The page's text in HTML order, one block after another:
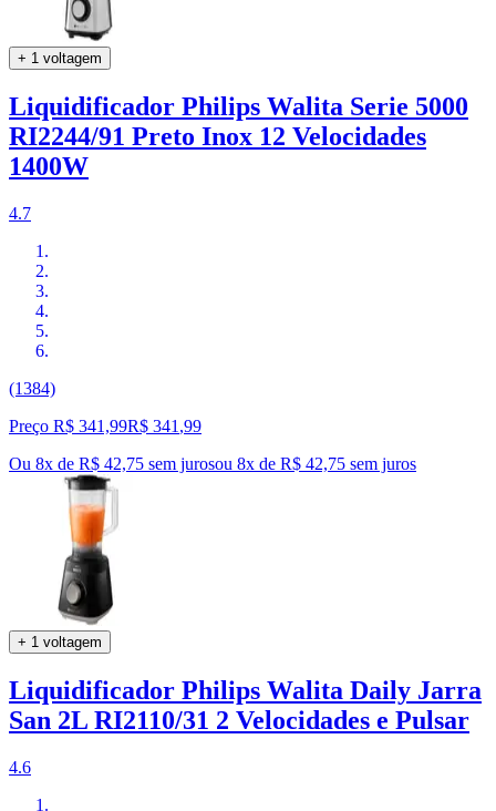
+ 1 voltagem
Liquidificador Philips Walita Serie 5000
RI2244/91 Preto Inox 12 Velocidades
1400W
4.7
(1384)
Preço R$ 341,99R$ 341 ,99
Ou 8x de R$ 42,75 sem jurosou 8x de R$ 42,75 sem juros
+ 1 voltagem
Liquidificador Philips Walita Daily Jarra
San 2L RI2110/31 2 Velocidades e Pulsar
4.6